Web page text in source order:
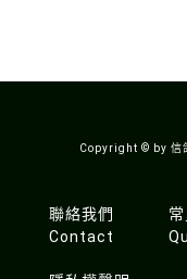
Copyright © by
聯絡我們
Contact